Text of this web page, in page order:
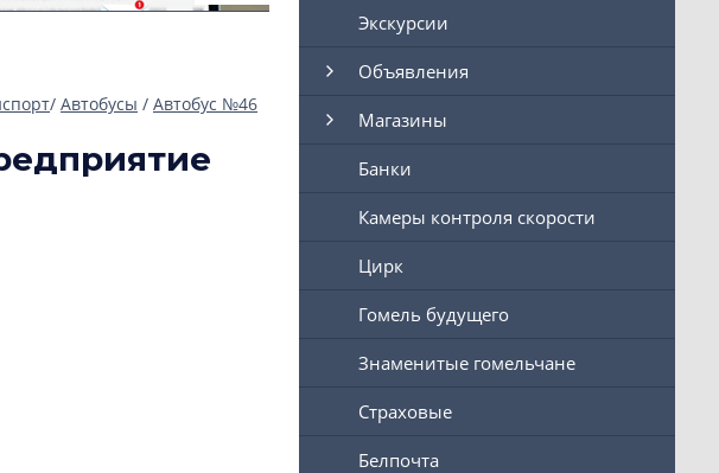
/ Автобусы / Автобус №46
Экскурсии
Объявления
Магазины
Банки
Камеры контроля скорости
Цирк
Гомель будущего
Знаменитые гомельчане
Страховые
Белпочта